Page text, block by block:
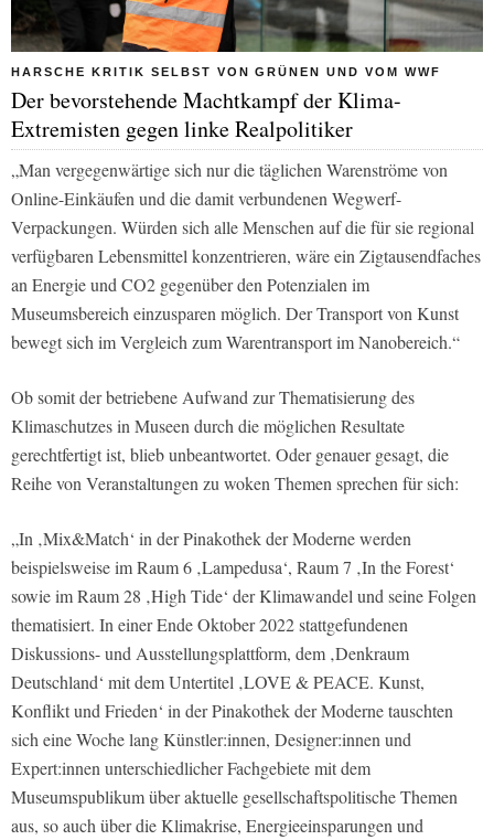
HARSCHE KRITIK SELBST VON GRÜNEN UND VOM WWF
Der bevorstehende Machtkampf der Klima-
Extremisten gegen linke Realpolitiker
„Man vergegenwärtige sich nur die täglichen Warenströme von
Online-Einkäufen und die damit verbundenen Wegwerf-
Verpackungen. Würden sich alle Menschen auf die für sie regional
verfügbaren Lebensmittel konzentrieren, wäre ein Zigtausendfaches
an Energie und CO2 gegenüber den Potenzialen im
Museumsbereich einzusparen möglich. Der Transport von Kunst
bewegt sich im Vergleich zum Warentransport im Nanobereich.“
Ob somit der betriebene Aufwand zur Thematisierung des
Klimaschutzes in Museen durch die möglichen Resultate
gerechtfertigt ist, blieb unbeantwortet. Oder genauer gesagt, die
Reihe von Veranstaltungen zu woken Themen sprechen für sich:
„In ‚Mix&Match‘ in der Pinakothek der Moderne werden
beispielsweise im Raum 6 ‚Lampedusa‘, Raum 7 ‚In the Forest‘
sowie im Raum 28 ‚High Tide‘ der Klimawandel und seine Folgen
thematisiert. In einer Ende Oktober 2022 stattgefundenen
Diskussions- und Ausstellungsplattform, dem ‚Denkraum
Deutschland‘ mit dem Untertitel ‚LOVE & PEACE. Kunst,
Konflikt und Frieden‘ in der Pinakothek der Moderne tauschten
sich eine Woche lang Künstler:innen, Designer:innen und
Expert:innen unterschiedlicher Fachgebiete mit dem
Museumspublikum über aktuelle gesellschaftspolitische Themen
aus, so auch über die Klimakrise, Energieeinsparungen und